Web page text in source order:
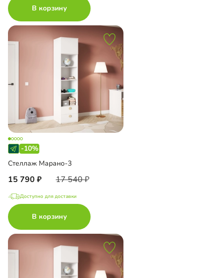
В корзину
-10%
Стеллаж Марано-3
15 790 17 540
Доступно для доставки
В корзину